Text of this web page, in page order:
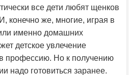
все дети любят щенков
конечно же, многие, играя в
именно домашних
детское увлечение
профессию. Но к получению
надо готовиться заранее.